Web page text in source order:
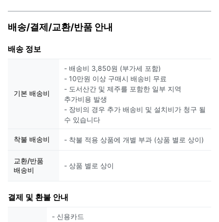
배송/결제/교환/반품 안내
배송 정보
기본 배송비
- 배송비 3,850원 (부가세 포함)
- 10만원 이상 구매시 배송비 무료
- 도서산간 및 제주를 포함한 일부 지역
추가비용 발생
- 장비의 경우 추가 배송비 및 설치비가 청구 될
수 있습니다
착불 배송비 - 착불 적용 상품에 개별 부과 (상품 별로 상이)
교환/반품
배송비
- 상품 별로 상이
결제 및 환불 안내
- 신용카드